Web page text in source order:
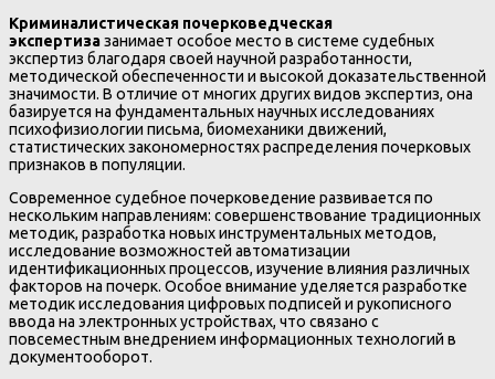
Криминалистическая почерковедческая
экспертизазанимает особое место в системе судебных
экспертиз благодаря своей научной разработанности,
методической обеспеченности и высокой доказательственной
значимости. В отличие от многих других видов экспертиз, она
базируется на фундаментальных научных исследованиях
психофизиологии письма, биомеханики движений,
статистических закономерностях распределения почерковых
признаков в популяции.
Современное судебное почерковедение развивается по
нескольким направлениям: совершенствование традиционных
методик, разработка новых инструментальных методов,
исследование возможностей автоматизации
идентификационных процессов, изучение влияния различных
факторов на почерк. Особое внимание уделяется разработке
методик исследования цифровых подписей и рукописного
ввода на электронных устройствах, что связано с
повсеместным внедрением информационных технологий в
документооборот.